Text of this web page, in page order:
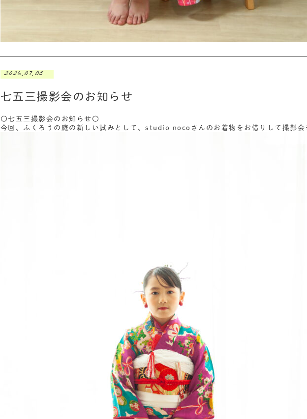
2026.07.05
七五三撮影会のお知らせ
〇七五三撮影会のお知らせ〇
今回、ふくろうの庭の新しい試みとして、studio nocoさんのお着物をお借りして撮影会